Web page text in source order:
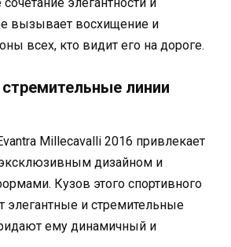
вызывает восхищение и
всех, кто видит его на дороге.
линии
Millecavalli 2016 привлекает
дизайном и
Кузов этого спортивного
элегантные и стремительные
ему динамичный и